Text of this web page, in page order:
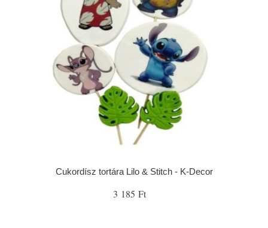
Cukordísz tortára Lilo & Stitch - K-Decor
3 185 Ft